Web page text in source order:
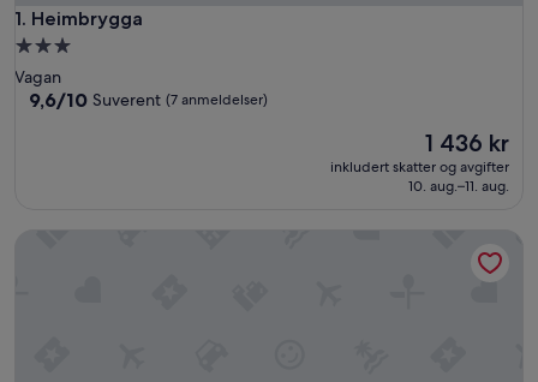
1. Heimbrygga
Heimbrygga
Overnattingssted
med
3.0
Vagan
9.6
9,6/10 Suverent (7 anmeldelser)
Prisen
1 436 kr
1 436 kr
inkludert skatter og avgifter
10. aug.–11. aug.